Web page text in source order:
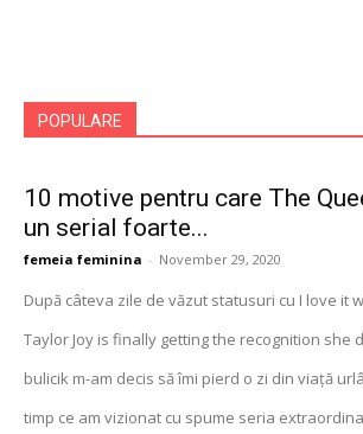
POPULARE
10 motive pentru care The
un serial foarte...
femeia feminina - November 29, 2020
După câteva zile de văzut statusuri cu I love it
Taylor Joy is finally getting the recognition she
bulicik m-am decis să îmi pierd o zi din viață
timp ce am vizionat cu spume seria